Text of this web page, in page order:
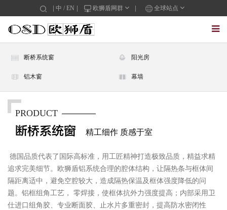
中 / EN 欧狮盾网群 全球站点
断桥系统窗 阳光房
铝木窗 幕墙
PRODUCT
断桥系统窗 精工细作 质感于室
德国品质代表了国际高标准，用工匠精神打造极致品质，精益求精
追求完美细节。欧狮盾铝系统合理的腔体结构，让隔热条与框体间
隔距离适中，避免空腔较大，造成隔热保温及框体强度降低的问
题。铝框组角工艺， 零焊接，使框体抗外力强度提高；内部采用卫
仕进口组角胶、专业断面胶、止水片多重密封，提高防水密闭性